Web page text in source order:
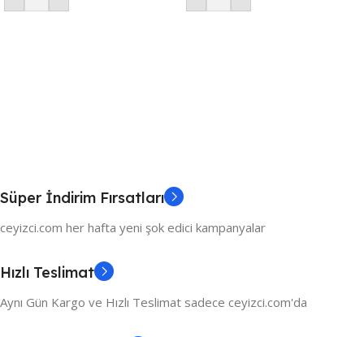
Süper İndirim Fırsatları
ceyizci.com her hafta yeni şok edici kampanyalar
Hızlı Teslimat
Aynı Gün Kargo ve Hızlı Teslimat sadece ceyizci.com'da